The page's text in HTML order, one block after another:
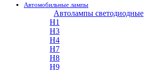
Автомобильные лампы
Автолампы светодиодные
H1
H3
H4
H7
H8
H9